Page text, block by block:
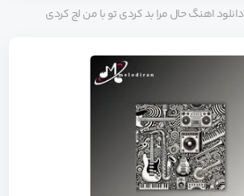
دانلود اهنگ حال مرا بد کردی تو با من لج کردی